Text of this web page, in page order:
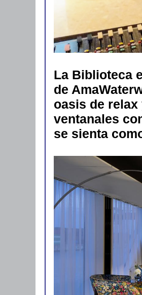
La Biblioteca
de
oasis de
ventanales
se sienta